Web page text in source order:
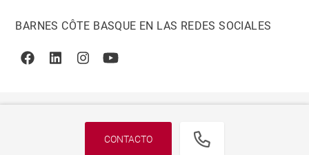
CONTACTO
BARNES CÔTE BASQUE EN LAS REDES SOCIALES
FacebookLinkedinInstagramYoutube
© 2026 BARNES, INTERNATIONAL REALTY - BARNES